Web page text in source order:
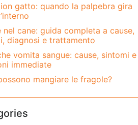
gatto: quando la palpebra gira
nel cane: guida completa a cause,
diagnosi e trattamento
vomita sangue: cause, sintomi e
immediate
mangiare le fragole?